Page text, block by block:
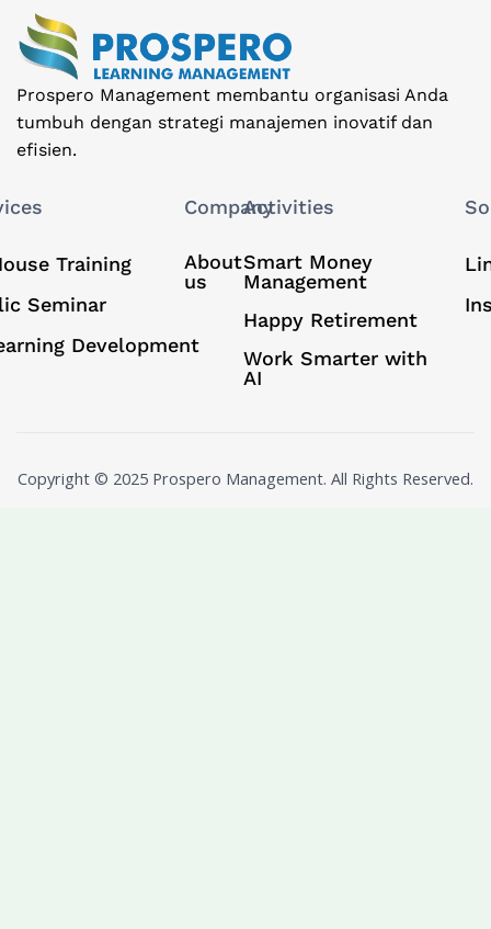
Prospero Management membantu organisasi Anda
tumbuh dengan strategi manajemen inovatif dan
efisien.
Training
Seminar
Development
Company
About
us
Activities
Smart Money
Management
Happy Retirement
Work Smarter with
AI
Copyright © 2025 Prospero Management. All Rights Reserved.